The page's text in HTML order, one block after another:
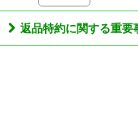
返品特約に関する重要